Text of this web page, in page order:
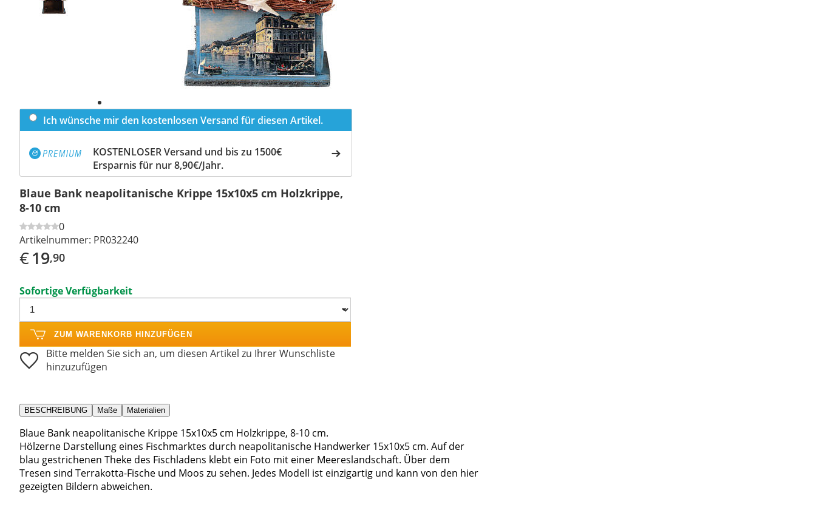
Ich wünsche mir den kostenlosen Versand für diesen Artikel.
KOSTENLOSER Versand und bis zu 1500€
Ersparnis für nur 8,90€/Jahr.
Blaue Bank neapolitanische Krippe 15x10x5 cm Holzkrippe,
8-10 cm
0
Artikelnummer: PR032240
€19,90
Sofortige Verfügbarkeit
ZUM WARENKORB HINZUFÜGEN
Bitte melden Sie sich an, um diesen Artikel zu Ihrer Wunschliste
hinzuzufügen
BESCHREIBUNG Maße Materialien
Blaue Bank neapolitanische Krippe 15x10x5 cm Holzkrippe, 8-10 cm.
Hölzerne Darstellung eines Fischmarktes durch neapolitanische Handwerker 15x10x5 cm. Auf der
blau gestrichenen Theke des Fischladens klebt ein Foto mit einer Meereslandschaft. Über dem
Tresen sind Terrakotta-Fische und Moos zu sehen. Jedes Modell ist einzigartig und kann von den hier
gezeigten Bildern abweichen.